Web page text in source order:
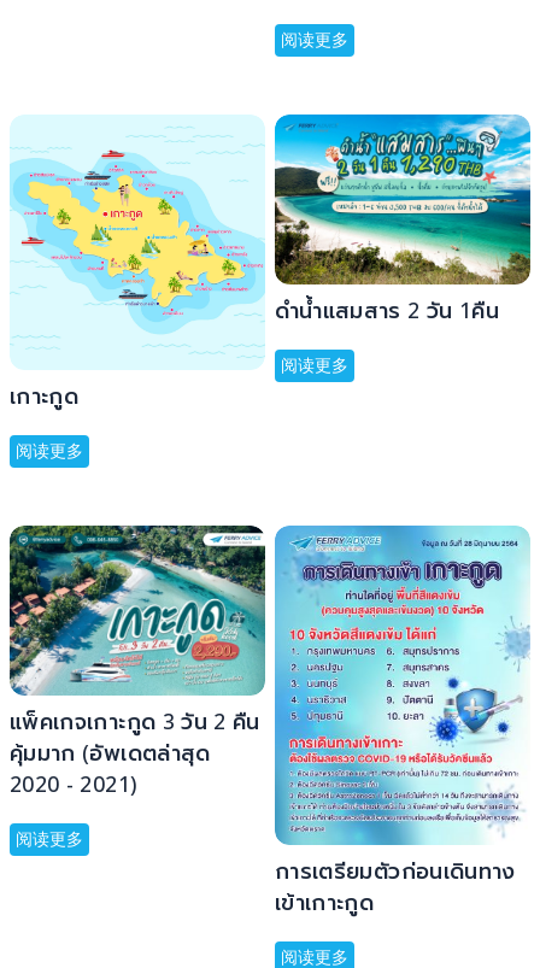
阅读更多
เกาะกูด
阅读更多
ดำน้ำแสมสาร 2 วัน 1คืน
阅读更多
แพ็คเกจเกาะกูด 3 วัน 2 คืน
คุ้มมาก (อัพเดตล่าสุด
2020 - 2021)
阅读更多
การเตรียมตัวก่อนเดินทาง
เข้าเกาะกูด
阅读更多